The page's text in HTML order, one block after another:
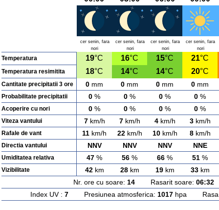
cer senin, fara
nori
cer senin, fara
nori
cer senin, fara
nori
cer senin, fara
nori
Temperatura 19°C 16°C 15°C 21°C
Temperatura resimitita 18°C 14°C 14°C 20°C
Cantitate precipitatii 3 ore 0 mm 0 mm 0 mm 0 mm
Probabilitate precipitatii 0 % 0 % 0 % 0 %
Acoperire cu nori 0 % 0 % 0 % 0 %
Viteza vantului 7km/h 7km/h 4km/h 3km/h
Rafale de vant 11 km/h 22km/h 10km/h 8km/h
Directia vantului NNV NNV NNV NNE
Umiditatea relativa 47 % 56 % 66 % 51 %
Vizibilitate 42km 28km 19km 33km
Nr. ore cu soare: 14Rasarit soare: 06:32
Index UV : 7Presiunea atmosferica: 1017hpa